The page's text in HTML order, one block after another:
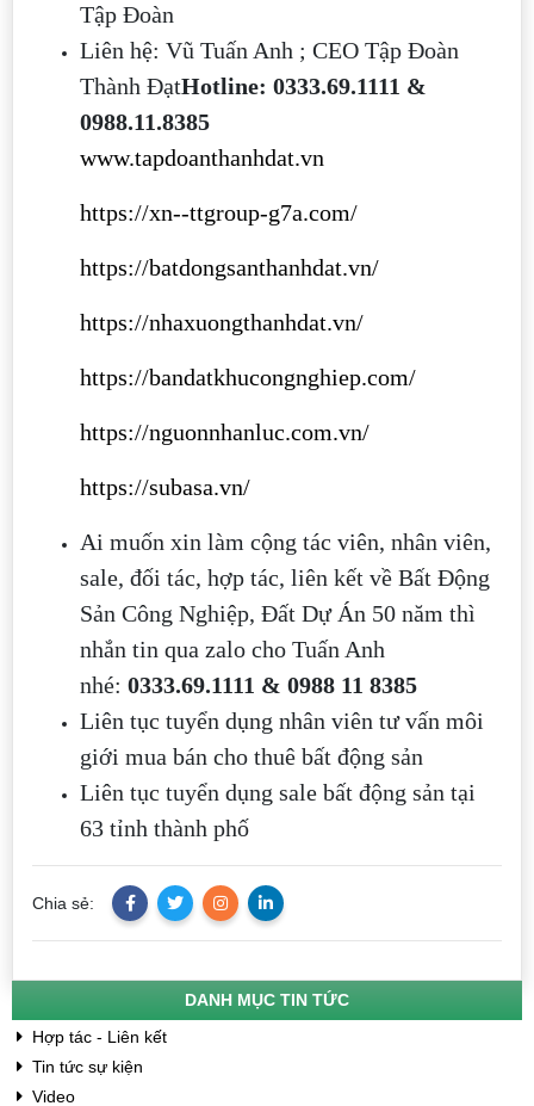
Tập Đoàn
Liên hệ: Vũ Tuấn Anh ; CEO Tập Đoàn
Thành ĐạtHotline: 0333.69.1111 &
0988.11.8385
www.tapdoanthanhdat.vn
https://xn--ttgroup-g7a.com/
https://batdongsanthanhdat.vn/
https://nhaxuongthanhdat.vn/
https://bandatkhucongnghiep.com/
https://nguonnhanluc.com.vn/
https://subasa.vn/
Ai muốn xin làm cộng tác viên, nhân viên,
sale, đối tác, hợp tác, liên kết về Bất Động
Sản Công Nghiệp, Đất Dự Án 50 năm thì
nhắn tin qua zalo cho Tuấn Anh
nhé: 0333.69.1111 & 0988 11 8385
Liên tục tuyển dụng nhân viên tư vấn môi
giới mua bán cho thuê bất động sản
Liên tục tuyển dụng sale bất động sản tại
63 tỉnh thành phố
Chia sẻ:
DANH MỤC TIN TỨC
Hợp tác - Liên kết
Tin tức sự kiện
Video